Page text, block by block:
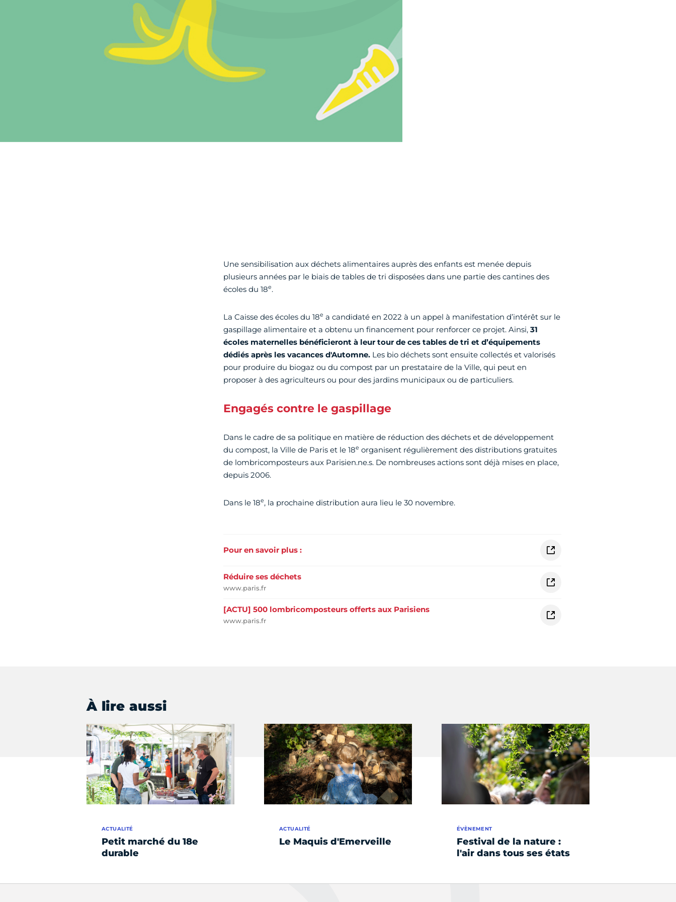
Une sensibilisation aux déchets alimentaires auprès des enfants est menée depuis
plusieurs années par le biais de tables de tri disposées dans une partie des cantines des
écoles du 18e.
La Caisse des écoles du 18e a candidaté en 2022 à un appel à manifestation d’intérêt sur le
gaspillage alimentaire et a obtenu un financement pour renforcer ce projet. Ainsi, 31
écoles maternelles bénéficieront à leur tour de ces tables de tri et d’équipements
dédiés après les vacances d'Automne.Les bio déchets sont ensuite collectés et valorisés
pour produire du biogaz ou du compost par un prestataire de la Ville, qui peut en
proposer à des agriculteurs ou pour des jardins municipaux ou de particuliers.
Engagés contre le gaspillage
Dans le cadre de sa politique en matière de réduction des déchets et de développement
du compost, la Ville de Paris et le 18e organisent régulièrement des distributions gratuites
de lombricomposteurs aux Parisien.ne.s. De nombreuses actions sont déjà mises en place,
depuis 2006.
Dans le 18e, la prochaine distribution aura lieu le 30 novembre.
Pour en savoir plus :
Réduire ses déchets
www.paris.fr
[ACTU] 500 lombricomposteurs offerts aux Parisiens
www.paris.fr
À lire aussi
Petit marché du 18e
durable
ACTUALITÉ
Le Maquis d'Emerveille
ACTUALITÉ
Festival de la nature :
l'air dans tous ses états
ÉVÈNEMENT